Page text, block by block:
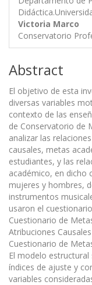
Victoria Marco
Conservatorio
Abstract
El objetivo de esta
diversas variables
contexto de las
de Conservatorio de
analizar las
causales, metas
estudiantes, y las
académico, en dicho
mujeres y hombres,
instrumentos
usaron el
Cuestionario de
Atribuciones
Cuestionario de
El modelo
índices de ajuste y
variables